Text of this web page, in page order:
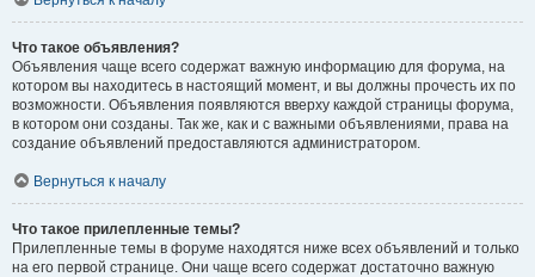
Что такое объявления?
Объявления чаще всего содержат важную информацию для форума, на
котором вы находитесь в настоящий момент, и вы должны прочесть их по
возможности. Объявления появляются вверху каждой страницы форума,
в котором они созданы. Так же, как и с важными объявлениями, права на
создание объявлений предоставляются администратором.
Вернуться к началу
Что такое прилепленные темы?
Прилепленные темы в форуме находятся ниже всех объявлений и только
на его первой странице. Они чаще всего содержат достаточно важную